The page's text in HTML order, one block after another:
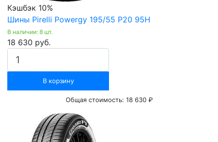
Кэшбэк 10%
Шины Pirelli Powergy 195/55 Р20 95H
В наличии: 8 шт.
18 630 руб.
В корзину
Общая стоимость: 18 630 ₽